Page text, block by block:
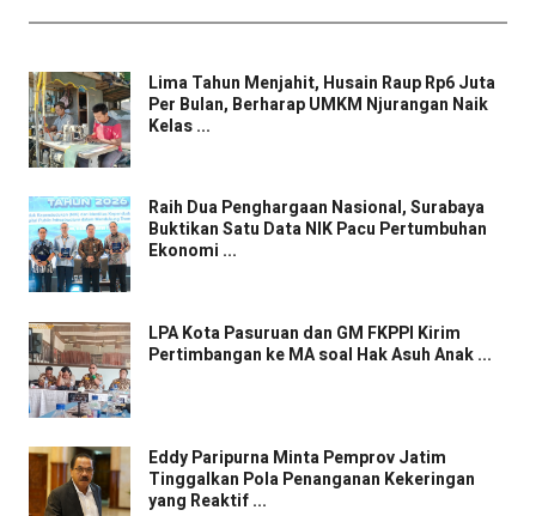
Lima Tahun Menjahit, Husain Raup Rp6 Juta
Per Bulan, Berharap UMKM Njurangan Naik
Kelas ...
Raih Dua Penghargaan Nasional, Surabaya
Buktikan Satu Data NIK Pacu Pertumbuhan
Ekonomi ...
LPA Kota Pasuruan dan GM FKPPI Kirim
Pertimbangan ke MA soal Hak Asuh Anak ...
Eddy Paripurna Minta Pemprov Jatim
Tinggalkan Pola Penanganan Kekeringan
yang Reaktif ...